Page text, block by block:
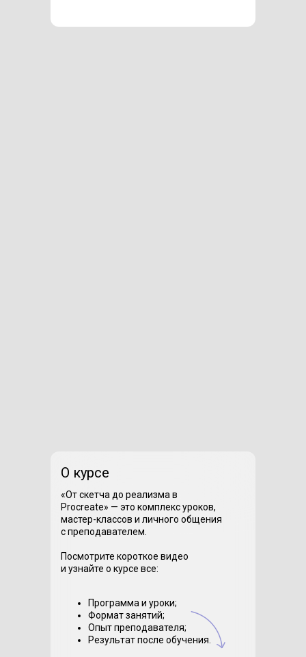
О курсе
«От скетча до реализма в
Procreate» — это комплекс уроков,
мастер-классов и личного общения
с преподавателем.
Посмотрите короткое видео
и узнайте о курсе все:
Программа и уроки;
Формат занятий;
Опыт преподавателя;
Результат после обучения.